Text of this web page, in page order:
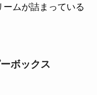
ムが詰まっている
ボックス